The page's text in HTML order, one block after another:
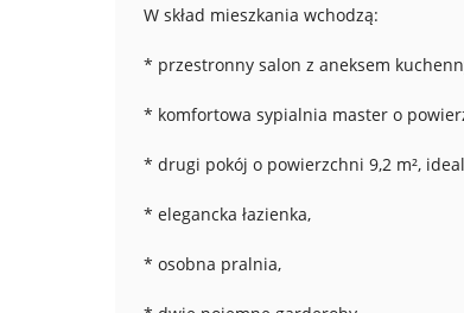
W skład mieszkania wchodzą:
* przestronny salon z aneksem
* komfortowa sypialnia master o
* drugi pokój o powierzchni 9,2 m²,
* elegancka łazienka,
* osobna pralnia,